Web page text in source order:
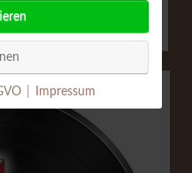
Impressum